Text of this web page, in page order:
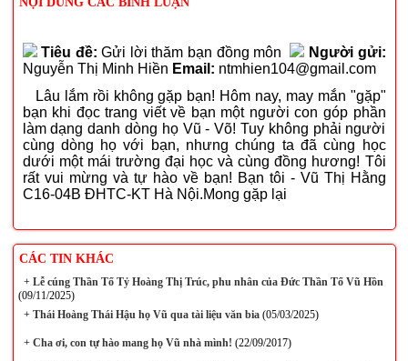
Tiêu đề: Gửi lời thăm bạn đồng môn
Người gửi:
Nguyễn Thị Minh Hiền Email: ntmhien104@gmail.com
Lâu lắm rồi không gặp bạn! Hôm nay, may mắn "gặp"
bạn khi đọc trang viết về bạn một người con góp phần
làm dạng danh dòng họ Vũ - Võ! Tuy không phải người
cùng dòng họ với bạn, nhưng chúng ta đã cùng học
dưới một mái trường đại học và cùng đồng hương! Tôi
rất vui mừng và tự hào về bạn! Bạn tôi - Vũ Thị Hằng
C16-04B ĐHTC-KT Hà Nội.Mong gặp lại
CÁC TIN KHÁC
+Lễ cúng Thần Tổ Tỷ Hoàng Thị Trúc, phu nhân của Đức Thần Tổ Vũ Hồn
(09/11/2025)
+Thái Hoàng Thái Hậu họ Vũ qua tài liệu văn bia(05/03/2025)
+Cha ơi, con tự hào mang họ Vũ nhà mình! (22/09/2017)